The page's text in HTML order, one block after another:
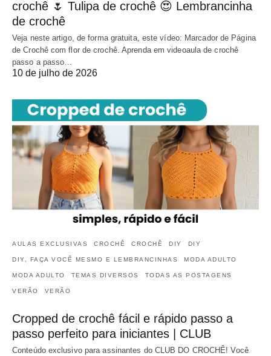
crochê 🌷 Tulipa de crochê 😍 Lembrancinha
de crochê
Veja neste artigo, de forma gratuita, este vídeo: Marcador de Página
de Crochê com flor de crochê. Aprenda em videoaula de crochê
passo a passo…
10 de julho de 2026
AULAS EXCLUSIVAS CROCHÊ CROCHÊ DIY DIY
DIY, FAÇA VOCÊ MESMO E LEMBRANCINHAS MODA ADULTO
MODA ADULTO TEMAS DIVERSOS TODAS AS POSTAGENS
VERÃO VERÃO
Cropped de crochê fácil e rápido passo a
passo perfeito para iniciantes | CLUB
Conteúdo exclusivo para assinantes do CLUB DO CROCHÊ! Você